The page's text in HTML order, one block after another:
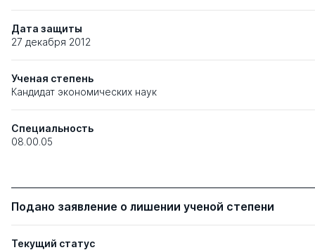
Дата защиты
27 декабря 2012
Ученая степень
Кандидат экономических наук
Специальность
08.00.05
Подано заявление о лишении ученой степени
Текущий статус